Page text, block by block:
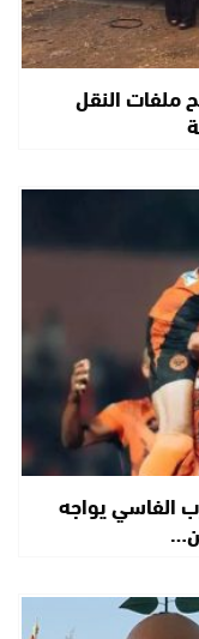
ملفات النقل
الفاسي يواجه